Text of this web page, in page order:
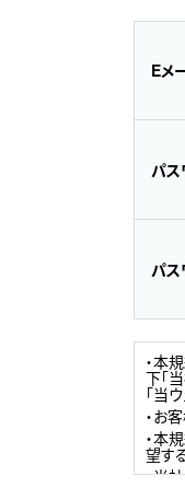
Eメ
パス
パス
・本
下「
「当
・お
・本
望す
・当